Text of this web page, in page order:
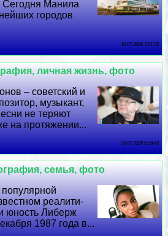
Сегодня Манила
городов
10 07 2026 5:51:52
личная жизнь, фото
– советский и
музыкант,
не теряют
на протяжении...
09 07 2026 0:16:43
семья, фото
реалити-
юность Либерж
1987 года в...